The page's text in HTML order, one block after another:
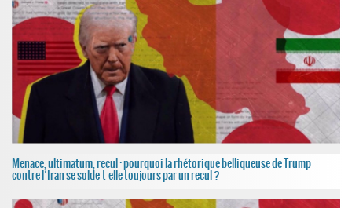
Menace, ultimatum, recul : pourquoi la rhétorique belliqueuse de Trump
contre l’Iran se solde-t-elle toujours par un recul ?